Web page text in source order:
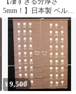
5mm！】日本製 ベルト
メンズ レザー 本革 本
皮 昭南レザー ベンズレ
ザー Artisan aging プレ
ゼント ギフト 父の日
バレンタイン 7987597
SRI-016 ナチュラル
¥9,500